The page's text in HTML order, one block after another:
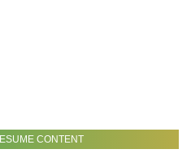
CONTENT